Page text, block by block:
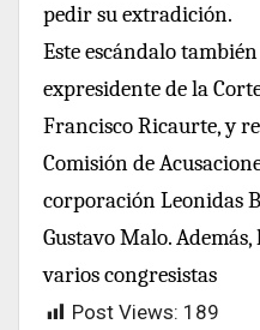
pedir su extradición.
Este escándalo
expresidente de la
Francisco Ricaurte, y
Comisión de
corporación Leonidas
Gustavo Malo.
varios congresistas
Post Views: 189